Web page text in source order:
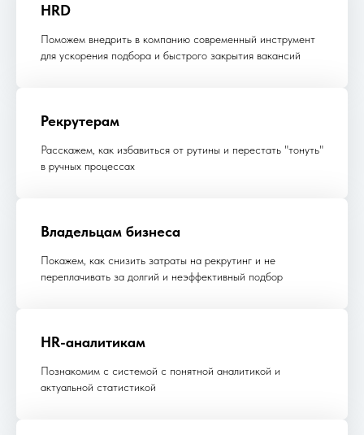
HRD
Поможем внедрить в компанию современный инструмент
для ускорения подбора и быстрого закрытия вакансий
Рекрутерам
Расскажем, как избавиться от рутины и перестать "тонуть"
в ручных процессах
Владельцам бизнеса
Покажем, как снизить затраты на рекрутинг и не
переплачивать за долгий и неэффективный подбор
HR-аналитикам
Познакомим с системой с понятной аналитикой и
актуальной статистикой